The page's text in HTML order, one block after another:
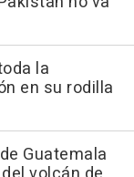
la
en su rodilla
Guatemala